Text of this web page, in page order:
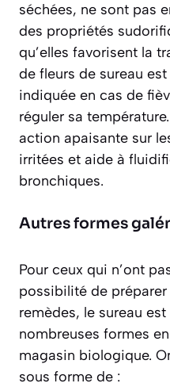
séchées, ne sont pas
des propriétés
qu’elles favorisent la
de fleurs de sureau
indiquée en cas de
réguler sa
action apaisante sur
irritées et aide à
bronchiques.
Autres formes
Pour ceux qui n’ont
possibilité de
remèdes, le sureau
nombreuses formes
magasin biologique.
sous forme de :